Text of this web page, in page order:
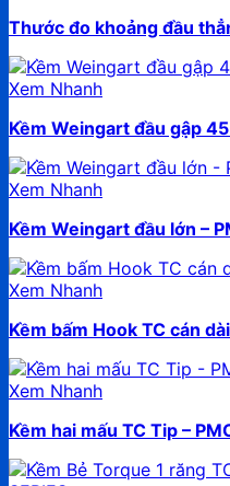
Thước đo khoảng đầu
Xem Nhanh
Kềm Weingart đầu gập 45
Xem Nhanh
Kềm Weingart đầu lớn –
Xem Nhanh
Kềm bấm Hook TC cán dài
Xem Nhanh
Kềm hai mấu TC Tip –